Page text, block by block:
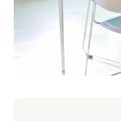
#フリーアドレス #ブ